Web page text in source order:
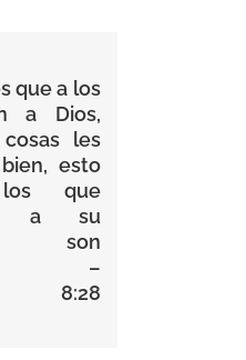
que a los
a Dios,
les
esto
que
a su
son
–
8:28